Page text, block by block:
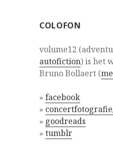
COLOFON
volume12
autofiction) is het
Bruno Bollaert (
»facebook
»
» goodreads
»tumblr